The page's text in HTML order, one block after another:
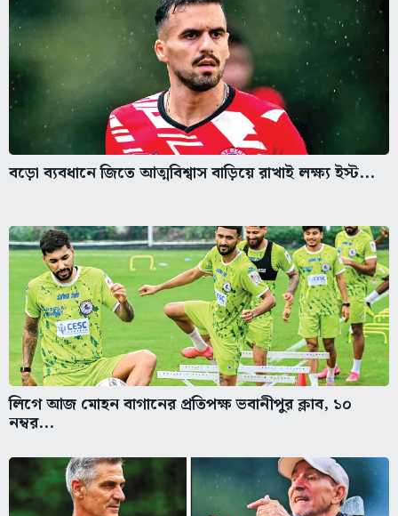
বড়ো ব্যবধানে জিতে আত্মবিশ্বাস বাড়িয়ে রাখাই লক্ষ্য ইস্ট...
লিগে আজ মোহন বাগানের প্রতিপক্ষ ভবানীপুর ক্লাব, ১০
নম্বর...